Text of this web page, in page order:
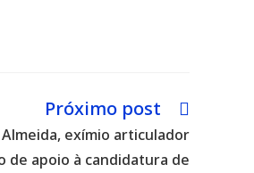
Próximo post
exímio articulador
de apoio à candidatura de